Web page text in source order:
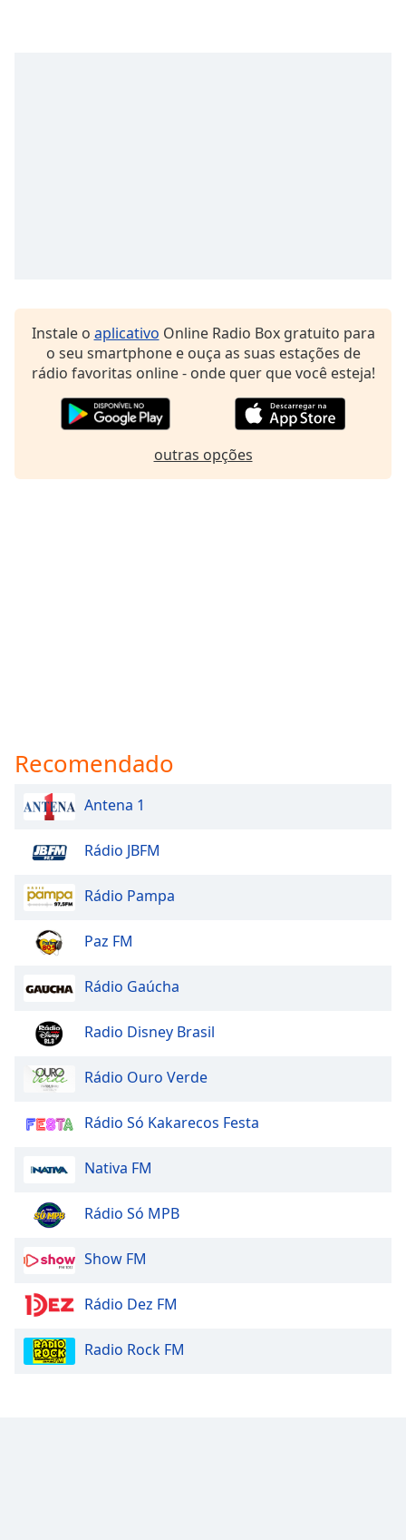
Text
Edge
Reset
Instale o aplicativo Online Radio Box gratuito para
o seu smartphone e ouça as suas estações de
rádio favoritas online - onde quer que você esteja!
outras opções
Recomendado
Antena 1
Rádio JBFM
Rádio Pampa
Paz FM
Rádio Gaúcha
Radio Disney Brasil
Rádio Ouro Verde
Rádio Só Kakarecos Festa
Nativa FM
Rádio Só MPB
Show FM
Rádio Dez FM
Radio Rock FM